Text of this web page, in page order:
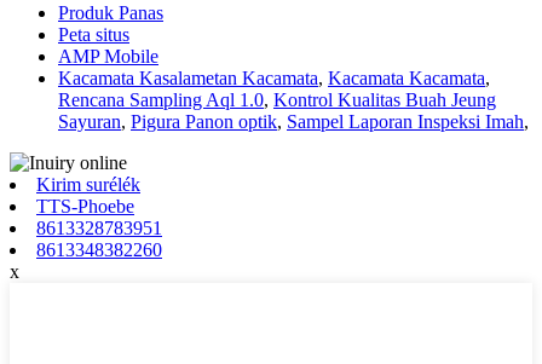
Produk Panas
Peta situs
AMP Mobile
Kacamata Kasalametan Kacamata, Kacamata Kacamata,
Rencana Sampling Aql 1.0, Kontrol Kualitas Buah Jeung
Sayuran, Pigura Panon optik, Sampel Laporan Inspeksi Imah,
Kirim surélék
TTS-Phoebe
8613328783951
8613348382260
x